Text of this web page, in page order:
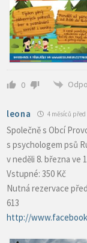
0
leona 4 měsíců před
Společně s Obcí
s psychologem psů
v neděli 8. března ve
Vstupné: 350 Kč
Nutná rezervace
613
http://